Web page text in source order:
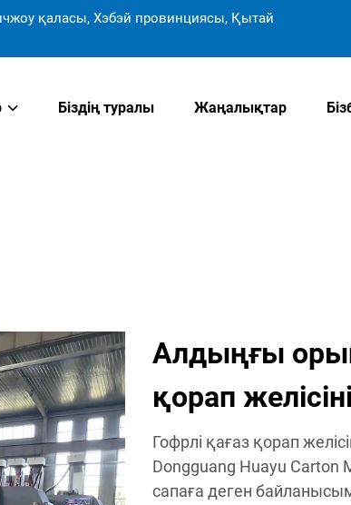
қаласы, Хэбэй провинциясы, Қытай
Біздің туралы Жаңалықтар
Алдыңғы
қорап
Гофрлі қағаз қорап
Dongguang Huayu
сапаға деген